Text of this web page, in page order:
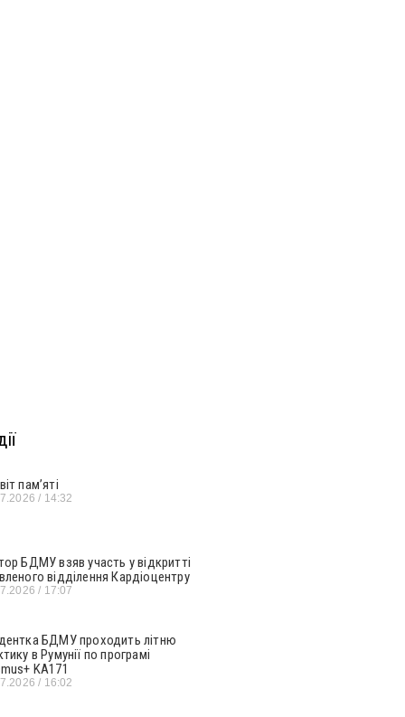
пам’яті
14:32
БДМУ взяв участь у відкритті
відділення Кардіоцентру
17:07
БДМУ проходить літню
в Румунії по програмі
KA171
16:02